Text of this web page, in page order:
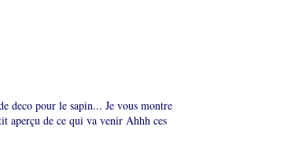
deco pour le sapin... Je vous montre
aperçu de ce qui va venir Ahhh ces